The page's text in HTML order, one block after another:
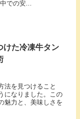
での安...
けた冷凍牛タン
法を見つけること
になりました。この
魅力と、美味しさを